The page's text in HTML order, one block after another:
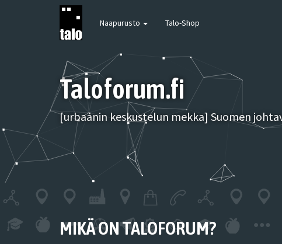
Naapurusto Talo-Shop
Taloforum.fi
[urbaanin keskustelun mekka] Suomen
MIKÄ ON TALOFORUM?